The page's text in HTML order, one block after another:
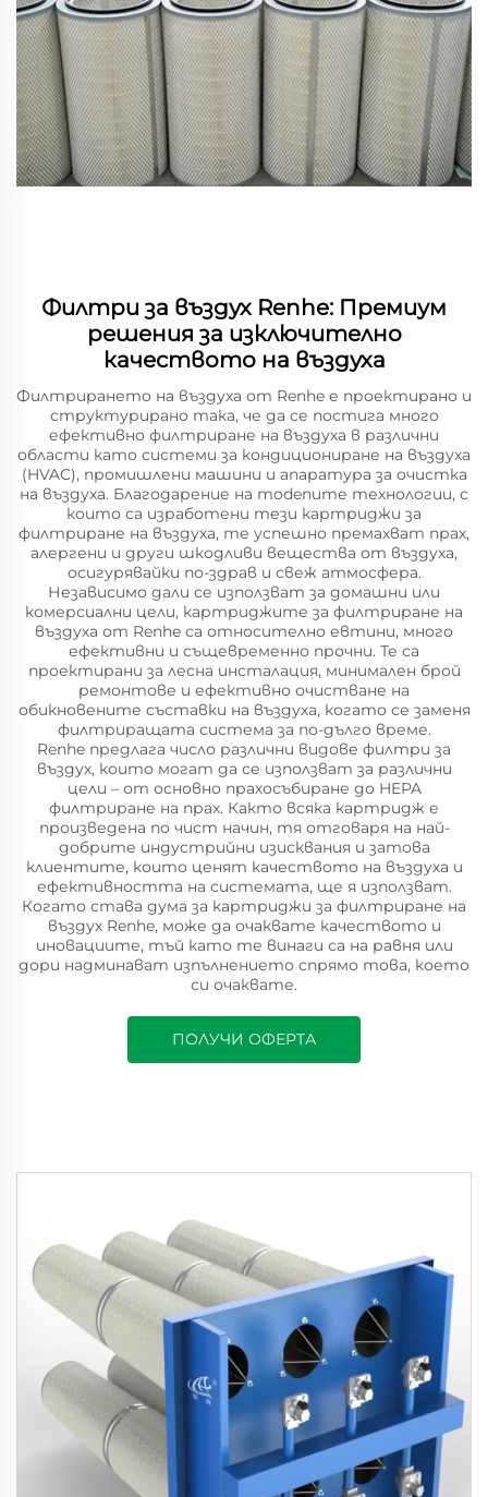
Филтри за въздух Renhe: Премиум
решения за изключително
качеството на въздуха
Филтрирането на въздуха от Renhe е проектирано и
структурирано така, че да се постига много
ефективно филтриране на въздуха в различни
области като системи за кондициониране на въздуха
(HVAC), промишлени машини и апаратура за очистка
на въздуха. Благодарение на modenите технологии, с
които са изработени тези картриджи за
филтриране на въздуха, те успешно премахват прах,
алергени и други шкодливи вещества от въздуха,
осигурявайки по-здрав и свеж атмосфера.
Независимо дали се използват за домашни или
комерсиални цели, картриджите за филтриране на
въздуха от Renhe са относително евтини, много
ефективни и същевременно прочни. Те са
проектирани за лесна инсталация, минимален брой
ремонтове и ефективно очистване на
обикновените съставки на въздуха, когато се заменя
филтриращата система за по-дълго време.
Renhe предлага число различни видове филтри за
въздух, които могат да се използват за различни
цели – от основно прахосъбиране до HEPA
филтриране на прах. Както всяка картридж е
произведена по чист начин, тя отговаря на най-
добрите индустрийни изисквания и затова
клиентите, които ценят качеството на въздуха и
ефективността на системата, ще я използват.
Когато става дума за картриджи за филтриране на
въздух Renhe, може да очаквате качеството и
иновациите, тъй като те винаги са на равня или
дори надминават изпълнението спрямо това, което
си очаквате.
ПОЛУЧИ ОФЕРТА